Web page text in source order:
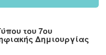
του 7ου
Δημιουργίας